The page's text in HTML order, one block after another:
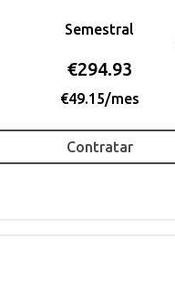
Semestral
€294.93
€49.15/mes
Contratar